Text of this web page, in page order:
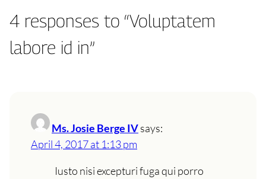
4 responses to “Voluptatem
labore id in”
Ms. Josie Berge IVsays:
April 4, 2017 at 1:13 pm
Iusto nisi excepturi fuga qui porro